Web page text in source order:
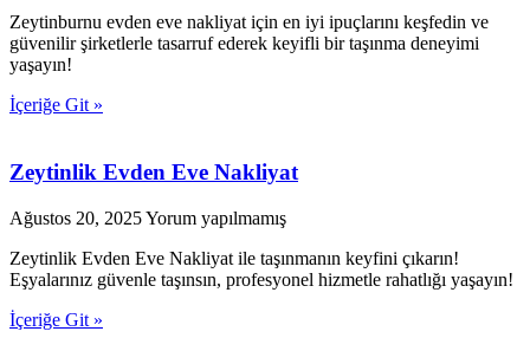
Zeytinburnu evden eve nakliyat için en iyi ipuçlarını keşfedin ve
güvenilir şirketlerle tasarruf ederek keyifli bir taşınma deneyimi
yaşayın!
İçeriğe Git »
Zeytinlik Evden Eve Nakliyat
Ağustos 20, 2025Yorum yapılmamış
Zeytinlik Evden Eve Nakliyat ile taşınmanın keyfini çıkarın!
Eşyalarınız güvenle taşınsın, profesyonel hizmetle rahatlığı yaşayın!
İçeriğe Git »